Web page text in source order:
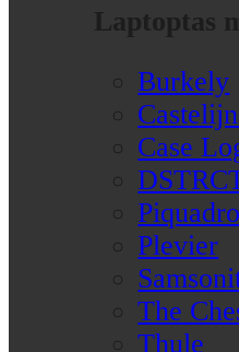
Laptoptas
Burkely
Case
Piquadro
Plevier
The
Thule